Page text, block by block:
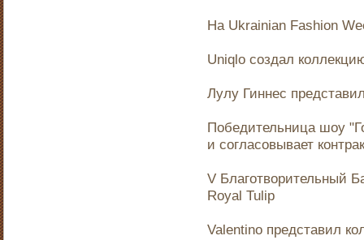
На Ukrainian Fashion
Uniqlo создал
Лулу Гиннес
Победительница шоу
и согласовывает
V Благотворительный
Royal Tulip
Valentino представил